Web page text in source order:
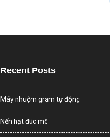
Recent Posts
Máy nhuộm gram tự động
Nến hạt đúc mô